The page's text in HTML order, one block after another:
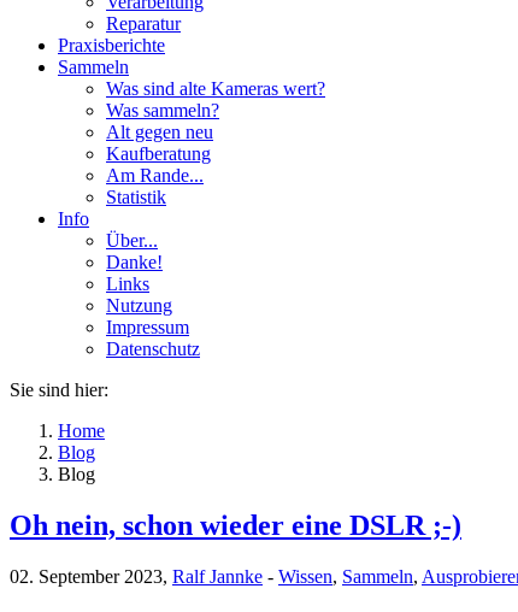
Reparatur
Praxisberichte
Sammeln
Was sind alte Kameras wert?
Was sammeln?
Alt gegen neu
Kaufberatung
Am Rande...
Statistik
Info
Über...
Danke!
Links
Nutzung
Impressum
Datenschutz
Sie sind hier:
Home
Blog
Blog
Oh nein, schon wieder eine DSLR ;-)
02. September 2023, Ralf Jannke - Wissen, Sammeln,